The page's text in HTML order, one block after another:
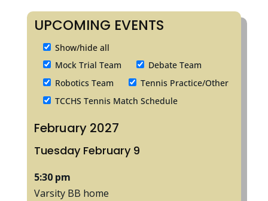
UPCOMING EVENTS
Show/hide all
Mock Trial Team
Debate Team
Robotics Team
Tennis Practice/Other
TCCHS Tennis Match Schedule
February 2027
Tuesday February 9
5:30 pm
Varsity BB home